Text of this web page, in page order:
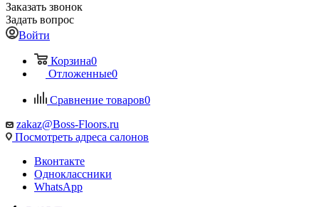
Заказать звонок
Задать вопрос
Войти
Корзина0
Отложенные0
Сравнение товаров0
zakaz@Boss-Floors.ru
Посмотреть адреса салонов
Вконтакте
Одноклассники
WhatsApp